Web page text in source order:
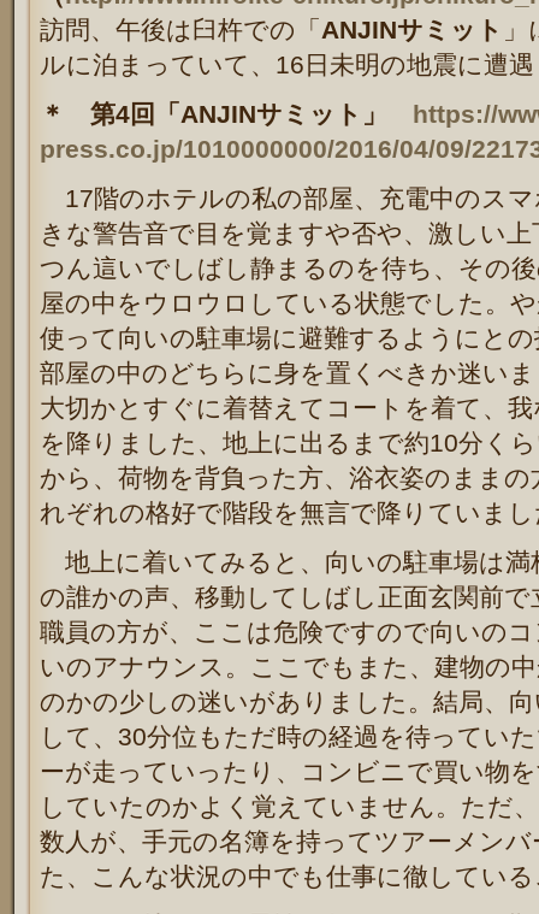
訪問、午後は臼杵での「 ANJINサミット
ルに泊まっていて、16日未明の地震に遭
＊ 第4回「ANJINサミット」 https://
press.co.jp/1010000000/2016/04/09/
17階のホテルの私の部屋、充電中のス
きな警告音で目を覚ますや否や、激しい
つん這いでしばし静まるのを待ち、その
屋の中をウロウロしている状態でした。
使って向いの駐車場に避難するようにと
部屋の中のどちらに身を置くべきか迷い
大切かとすぐに着替えてコートを着て、
を降りました、地上に出るまで約10分く
から、荷物を背負った方、浴衣姿のまま
れぞれの格好で階段を無言で降りていま
地上に着いてみると、向いの駐車場は
の誰かの声、移動してしばし正面玄関前
職員の方が、ここは危険ですので向いの
いのアナウンス。ここでもまた、建物の
のかの少しの迷いがありました。結局、
して、30分位もただ時の経過を待ってい
ーが走っていったり、コンビニで買い物
していたのかよく覚えていません。ただ
数人が、手元の名簿を持ってツアーメン
た、こんな状況の中でも仕事に徹してい